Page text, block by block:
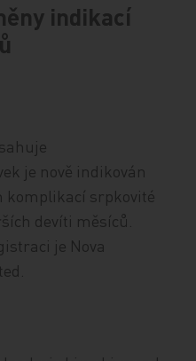
indikací
je nově indikován
komplikací srpkovité
devíti měsíců.
je Nova